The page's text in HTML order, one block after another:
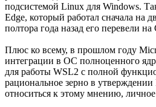
подсистемой Linux для Windows.
Edge, который работал сначала на
полтора года назад его перевели на
Плюс ко всему, в прошлом году
интеграции в ОС полноценного
для работы WSL2 с полной
рациональное зерно в утверждении
относиться к этому мнению,